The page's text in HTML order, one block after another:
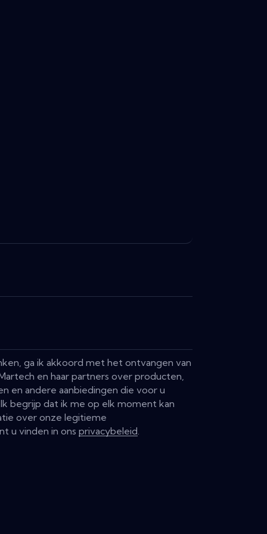
ga ik akkoord met het ontvangen van
en haar partners over producten,
en andere aanbiedingen die voor u
begrijp dat ik me op elk moment kan
over onze legitieme
u vinden in onsprivacybeleid.